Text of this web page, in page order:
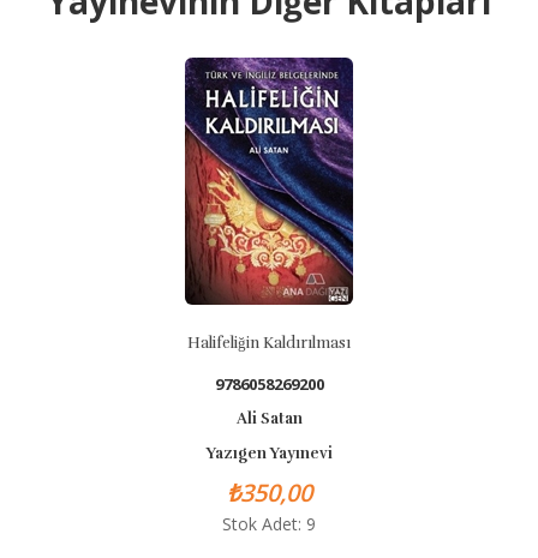
Halifeliğin Kaldırılması
9786058269200
Yazıgen Yayınevi
₺350,00
Stok Adet: 9